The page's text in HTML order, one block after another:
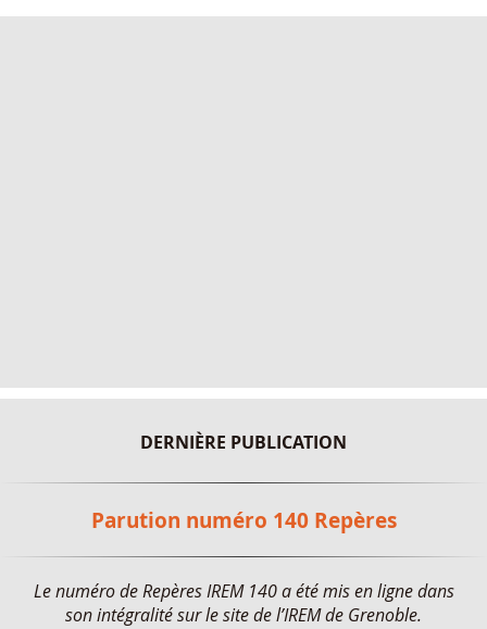
DERNIÈRE PUBLICATION
Parution numéro 140 Repères
Le numéro de Repères IREM 140 a été mis en ligne dans
son intégralité sur le site de l’IREM de Grenoble.